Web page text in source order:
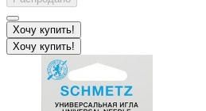
Хочу купить!
Хочу купить!